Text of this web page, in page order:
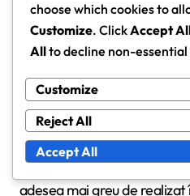
extremi pentru a reveni,
centru.
În plus, structura formei
eficientă. Cei trei mijlocași
presiune sus pe teren, în
defensivi oferă suport,
care poate închide rapid
adesea mai greu de
choose which cookies to
Customize. ClickAccept
Allto decline non-essential
Customize
Reject All
Accept All